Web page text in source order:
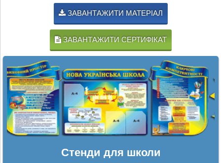
ЗАВАНТАЖИТИ МАТЕРІАЛ
ЗАВАНТАЖИТИ СЕРТИФІКАТ
Стенди для школи